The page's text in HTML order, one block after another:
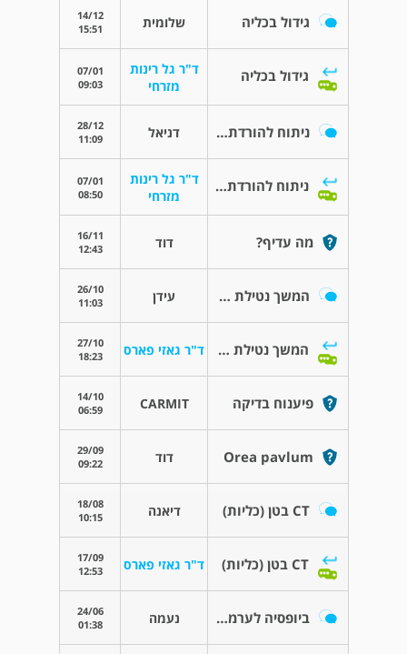
גידול בכליה שלומית
14/12
15:51
גידול בכליה
ד"ר גל רינות
מזרחי
07/01
09:03
ניתוח להורדת כיליה דניאל
28/12
11:09
ניתוח להורדת כיליה
ד"ר גל רינות
מזרחי
07/01
08:50
מה עדיף? דוד
16/11
12:43
המשך נטילת פרומניקס יחד עם טיפול עידן
26/10
11:03
המשך נטילת פרומניקס יחד עם טיפול ד"ר גאזי פארס
27/10
18:23
פיענוח בדיקה CARMIT
14/10
06:59
Orea pavlum דוד
29/09
09:22
CT בטן (כליות) דיאנה
18/08
10:15
CT בטן (כליות) ד"ר גאזי פארס
17/09
12:53
ביופסיה לערמונית נעמה
24/06
01:38